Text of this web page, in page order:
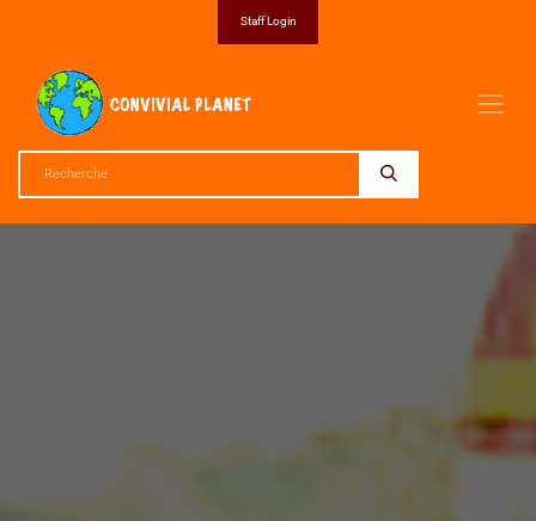
Staff Login